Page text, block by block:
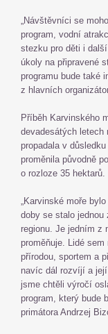
„Návštěvníci se
program, vodní
stezku pro děti i
úkoly na připravené
programu bude také
z hlavních
Příběh Karvinského
devadesátých letech
propadala v
proměnila původně
o rozloze 35 hektarů.
„Karvinské moře
doby se stalo
regionu. Je jedním z
proměňuje. Lidé
přírodou, sportem a
navíc dál rozvíjí a
jsme chtěli výročí
program, který bude
primátora Andrzej